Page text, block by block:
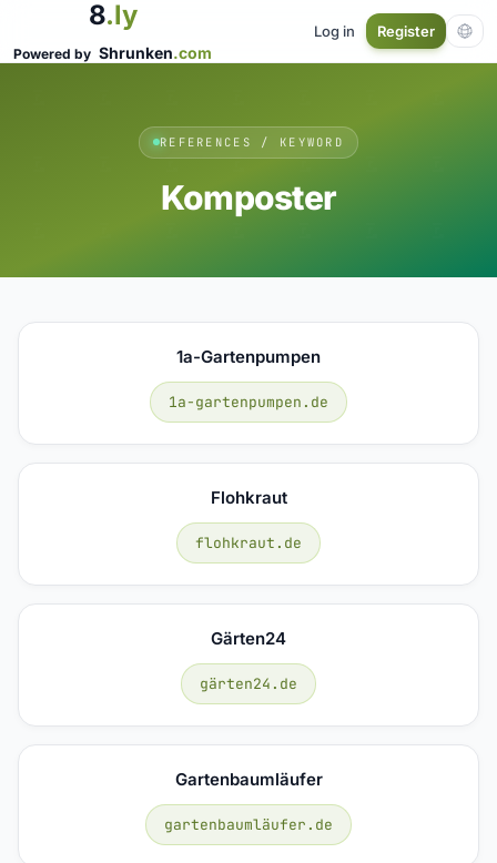
8.ly
Powered by Shrunken.com
Log in Register
REFERENCES / KEYWORD
Komposter
1a-Gartenpumpen
1a-gartenpumpen.de
Flohkraut
flohkraut.de
Gärten24
gärten24.de
Gartenbaumläufer
gartenbaumläufer.de